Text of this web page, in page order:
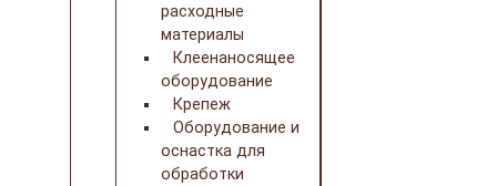
расходные
материалы
Клеенаносящее
оборудование
Крепеж
Оборудование и
оснастка для
обработки